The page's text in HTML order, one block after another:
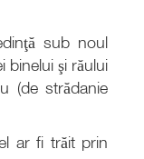
sub noul
binelui şi răului
(de strădanie
ar fi trăit prin